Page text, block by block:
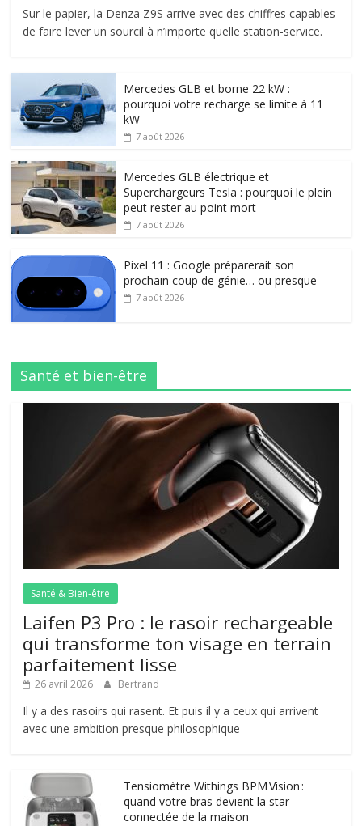
Sur le papier, la Denza Z9S arrive avec des chiffres capables
de faire lever un sourcil à n’importe quelle station-service.
Mercedes GLB et borne 22 kW :
pourquoi votre recharge se limite à 11
kW
7 août 2026
Mercedes GLB électrique et
Superchargeurs Tesla : pourquoi le plein
peut rester au point mort
7 août 2026
Pixel 11 : Google préparerait son
prochain coup de génie… ou presque
7 août 2026
Santé et bien-être
Santé & Bien-être
Laifen P3 Pro : le rasoir rechargeable
qui transforme ton visage en terrain
parfaitement lisse
26 avril 2026 Bertrand
Il y a des rasoirs qui rasent. Et puis il y a ceux qui arrivent
avec une ambition presque philosophique
Tensiomètre Withings BPM Vision :
quand votre bras devient la star
connectée de la maison